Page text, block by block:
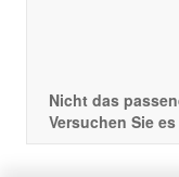
Nicht das
Versuchen Sie